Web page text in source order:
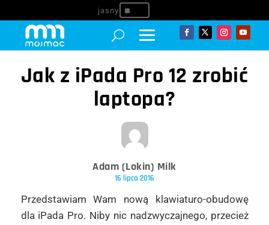
^
Jak z iPada Pro 12 zrobić
laptopa?
Adam (Lokin) Milk
16 lipca 2016
Przedstawiam Wam nową klawiaturo-obudowę
dla iPada Pro. Niby nic nadzwyczajnego, przecież